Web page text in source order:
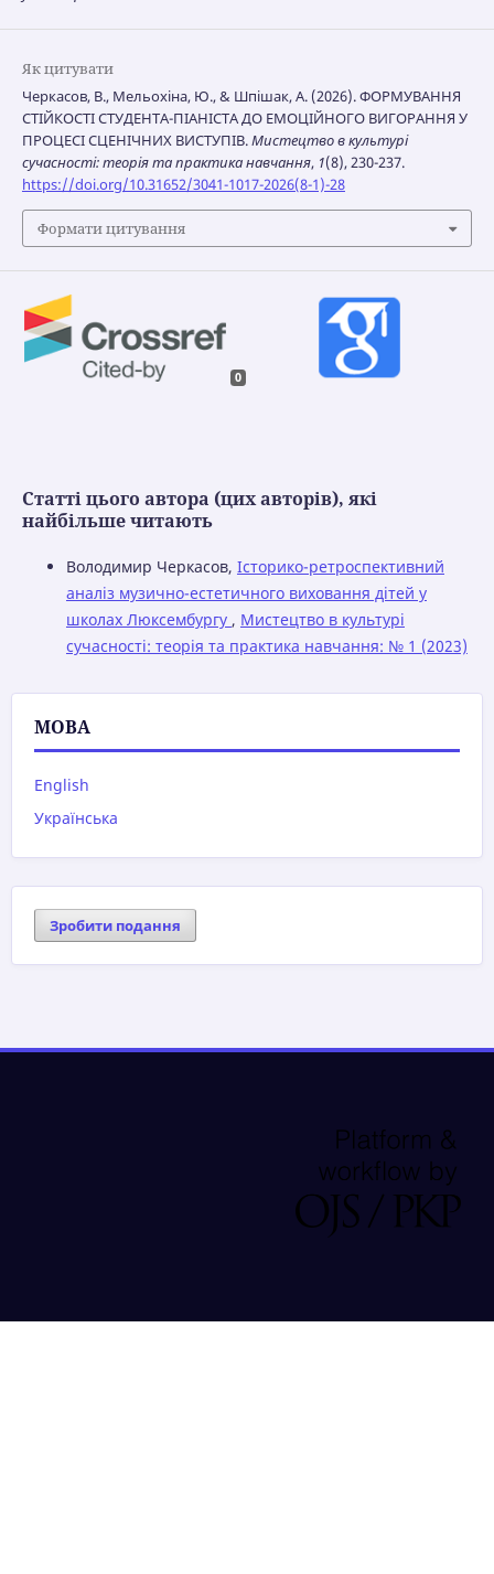
Як цитувати
Черкасов, В., Мельохіна, Ю., & Шпішак, А. (2026). ФОРМУВАННЯ
СТІЙКОСТІ СТУДЕНТА-ПІАНІСТА ДО ЕМОЦІЙНОГО ВИГОРАННЯ У
ПРОЦЕСІ СЦЕНІЧНИХ ВИСТУПІВ.Мистецтво в культурі
сучасності: теорія та практика навчання, 1(8), 230-237.
https://doi.org/10.31652/3041-1017-2026(8-1)-28
Формати цитування
0
Статті цього автора (цих авторів), які
найбільше читають
Володимир Черкасов, Історико-ретроспективний
аналіз музично-естетичного виховання дітей у
школах Люксембургу , Мистецтво в культурі
сучасності: теорія та практика навчання: № 1 (2023)
МОВА
English
Українська
Зробити подання